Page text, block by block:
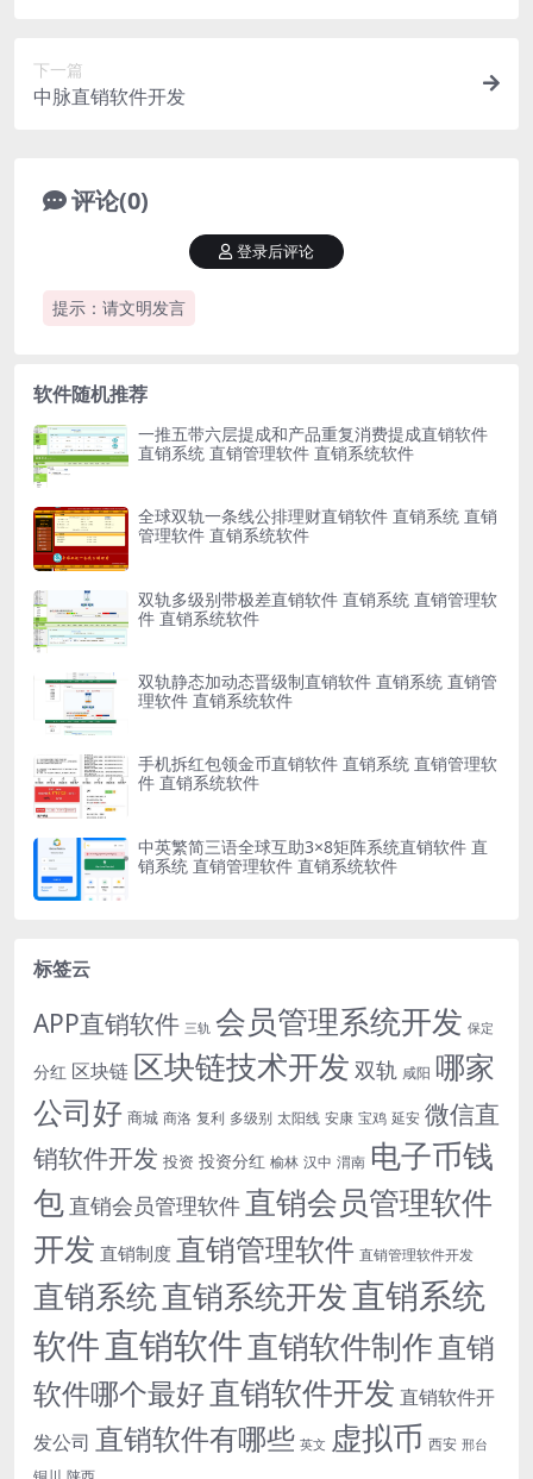
下一篇
中脉直销软件开发
评论(0)
提示：请文明发言
登录后评论
软件随机推荐
一推五带六层提成和产品重复消费提成直销软件
直销系统 直销管理软件 直销系统软件
全球双轨一条线公排理财直销软件 直销系统 直销
管理软件 直销系统软件
双轨多级别带极差直销软件 直销系统 直销管理软
件 直销系统软件
双轨静态加动态晋级制直销软件 直销系统 直销管
理软件 直销系统软件
手机拆红包领金币直销软件 直销系统 直销管理软
件 直销系统软件
中英繁简三语全球互助3×8矩阵系统直销软件 直
销系统 直销管理软件 直销系统软件
标签云
APP直销软件 三轨 会员管理系统开发 保定
分红 区块链 区块链技术开发 双轨 咸阳 哪家
公司好 商城 商洛 复利 多级别 太阳线 安康 宝鸡 延安 微信直
销软件开发 投资 投资分红 榆林 汉中 渭南 电子币钱
包 直销会员管理软件 直销会员管理软件
开发 直销制度 直销管理软件 直销管理软件开发
直销系统直销系统开发直销系统
软件直销软件直销软件制作直销
软件哪个最好直销软件开发 直销软件开
发公司 直销软件有哪些 英文 虚拟币 西安 邢台